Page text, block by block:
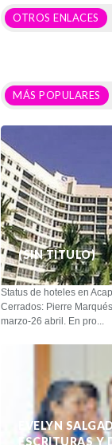
OTROS ENLACES
MÁS POPULARES
(SIN TÍTULO)
Status de hoteles en
Cerrados: Pierre
marzo-26 abril. En pro...
EVELYN
ESCRITURAS Y